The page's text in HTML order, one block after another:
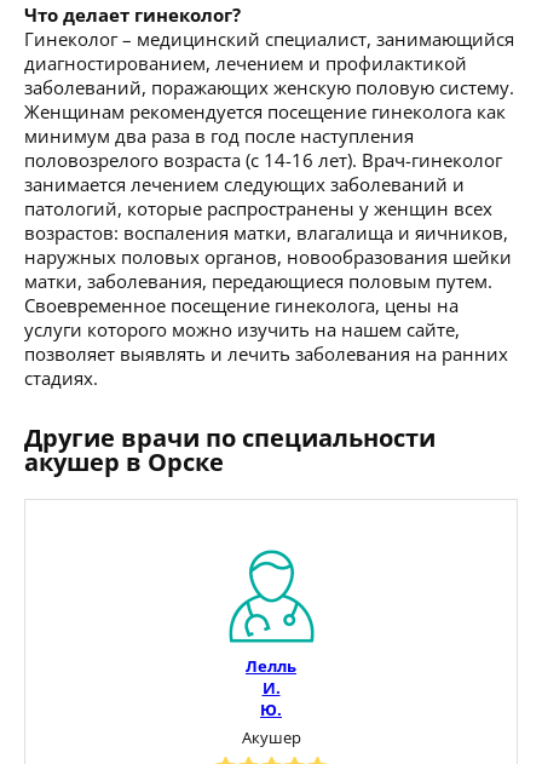
Что делает гинеколог?
Гинеколог – медицинский специалист, занимающийся
диагностированием, лечением и профилактикой
заболеваний, поражающих женскую половую систему.
Женщинам рекомендуется посещение гинеколога как
минимум два раза в год после наступления
половозрелого возраста (с 14-16 лет). Врач-гинеколог
занимается лечением следующих заболеваний и
патологий, которые распространены у женщин всех
возрастов: воспаления матки, влагалища и яичников,
наружных половых органов, новообразования шейки
матки, заболевания, передающиеся половым путем.
Своевременное посещение гинеколога, цены на
услуги которого можно изучить на нашем сайте,
позволяет выявлять и лечить заболевания на ранних
стадиях.
Другие врачи по специальности
акушер в Орске
Лелль
И.
Ю.
Акушер